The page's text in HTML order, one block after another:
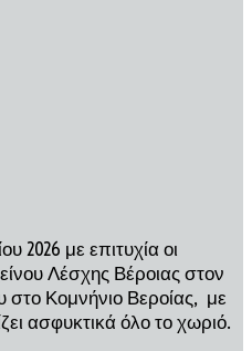
2026 με επιτυχία οι
Λέσχης Βέροιας στον
στο Κομνήνιο Βεροίας, με
ασφυκτικά όλο το χωριό.